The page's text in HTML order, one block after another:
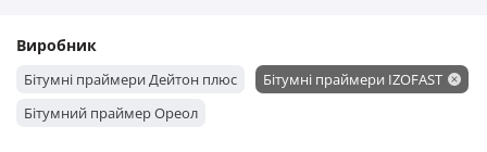
Виробник
Бітумні праймери Дейтон плюс
Бітумні праймери IZOFAST
Бітумний праймер Ореол